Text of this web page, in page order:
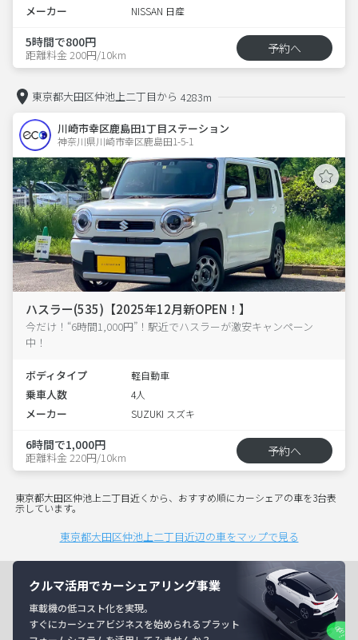
メーカー NISSAN 日産
5時間で800円
距離料金 200円/10km 予約へ
東京都大田区仲池上二丁目から 4283m
川崎市幸区鹿島田1丁目ステーション
神奈川県川崎市幸区鹿島田1-5-1
ハスラー(535)【2025年12月新OPEN！】
今だけ！“6時間1,000円”！駅近でハスラーが激安キャンペーン
中！
ボディタイプ 軽自動車
乗車人数 4人
メーカー SUZUKI スズキ
6時間で1,000円
距離料金 220円/10km 予約へ
東京都大田区仲池上二丁目近くから、おすすめ順にカーシェアの車を3台表
示しています。
東京都大田区仲池上二丁目近辺の車をマップで見る
クルマ活用でカーシェアリング事業
車載機の低コスト化を実現。
すぐにカーシェアビジネスを始められるプラット